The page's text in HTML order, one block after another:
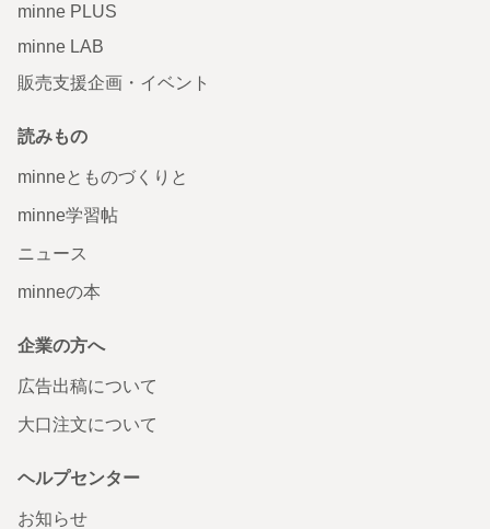
minne PLUS
minne LAB
販売支援企画・イベント
読みもの
minneとものづくりと
minne学習帖
ニュース
minneの本
企業の方へ
広告出稿について
大口注文について
ヘルプセンター
お知らせ